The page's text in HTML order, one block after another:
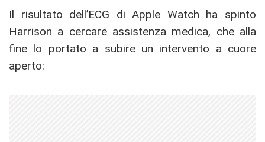
Il risultato dell’ECG di Apple Watch ha spinto
Harrison a cercare assistenza medica, che alla
fine lo portato a subire un intervento a cuore
aperto: